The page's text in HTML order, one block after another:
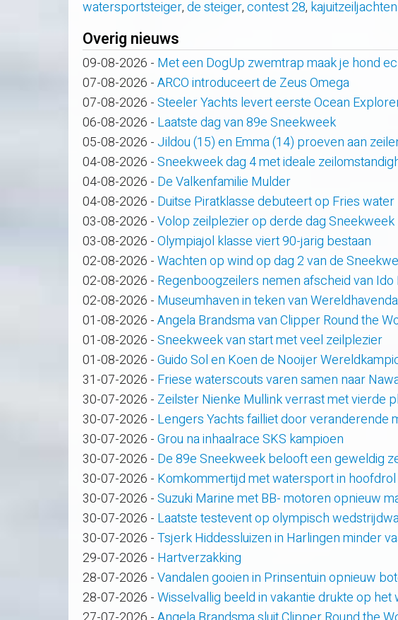
watersportsteiger,de steiger,contest 28, kajuitzeiljachten
Overig nieuws
09-08-2026 - Met een DogUp zwemtrap maak je hond
07-08-2026 -ARCO introduceert de Zeus Omega
07-08-2026 -Steeler Yachts levert eerste Ocean
06-08-2026 - Laatste dag van 89e Sneekweek
05-08-2026 -Jildou (15) en Emma (14) proeven aan
04-08-2026 -Sneekweek dag 4 met ideale
04-08-2026 - De Valkenfamilie Mulder
04-08-2026 - Duitse Piratklasse debuteert op Fries water
03-08-2026 -Volop zeilplezier op derde dag Sneekweek
03-08-2026 -Olympiajol klasse viert 90-jarig bestaan
02-08-2026 -Wachten op wind op dag 2 van de
02-08-2026 - Regenboogzeilers nemen afscheid van Ido
02-08-2026 - Museumhaven in teken van
01-08-2026 -Angela Brandsma van Clipper Round the
01-08-2026 -Sneekweek van start met veel zeilplezier
01-08-2026 -Guido Sol en Koen de Nooijer
31-07-2026 - Friese waterscouts varen samen naar
30-07-2026 - Zeilster Nienke Mullink verrast met vierde
30-07-2026 - Lengers Yachts failliet door veranderende
30-07-2026 -Grou na inhaalrace SKS kampioen
30-07-2026 - De 89e Sneekweek belooft een geweldig
30-07-2026 - Komkommertijd met watersport in hoofdrol
30-07-2026 -Suzuki Marine met BB- motoren opnieuw
30-07-2026 - Laatste testevent op olympisch
30-07-2026 -Tsjerk Hiddessluizen in Harlingen minder
29-07-2026 - Hartverzakking
28-07-2026 -Vandalen gooien in Prinsentuin opnieuw
28-07-2026 -Wisselvallig beeld in vakantie drukte op het